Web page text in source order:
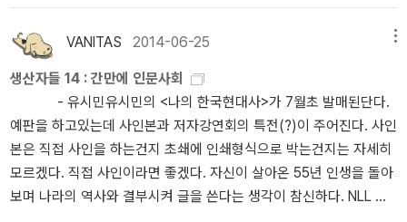
로운 기준이 돼 가고 있는 스티븐 내들러. 평전 <스피노자>(텍스트,
2011)와 <에티카를 읽는다>(그린비, 2013)에 이어서, <신학정치론
>에 대한 가이드북으로 <스피노자와 근대의 탄생>(글항아리, 2014)
이 이번에 출간됐다. '<신학-정치론>에 담긴 스피노자의 성경 해석학
과 정치철학을 국내 처음으로 두루 고찰해 소개하는 인문교양서.' <
신학정치론>은 발췌본을 포함해 3종이 나와 있는데, 가이드북도 나
온 김에 독서계획을 세워봐도 좋겠다. 그리고 국내 독자들에겐 201
2년 박경리문학상 수상자로 처음 알려진 러시아의 여성 작가 류드밀
라 울리츠카야의 단편모음집 <우리 짜르의 사람들>(을유문화사, 20
VANITAS 2014-06-25
생산자들 14 : 간만에 인문사회
- 유시민유시민의 <나의 한국현대사>가 7월초 발매된단다.
예판을 하고있는데 사인본과 저자강연회의 특전(?)이 주어진다. 사인
본은 직접 사인을 하는건지 초쇄에 인쇄형식으로 박는건지는 자세히
모르겠다. 직접 사인이라면 좋겠다. 자신이 살아온 55년 인생을 돌아
보며 나라의 역사와 결부시켜 글을 쓴다는 생각이 참신하다. NLL 대